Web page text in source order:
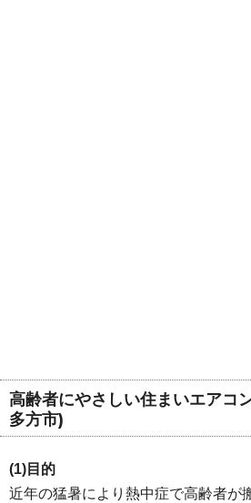
高齢者にやさしい住まいエアコ
多方市)
(1)目的
近年の猛暑により熱中症で高齢者が